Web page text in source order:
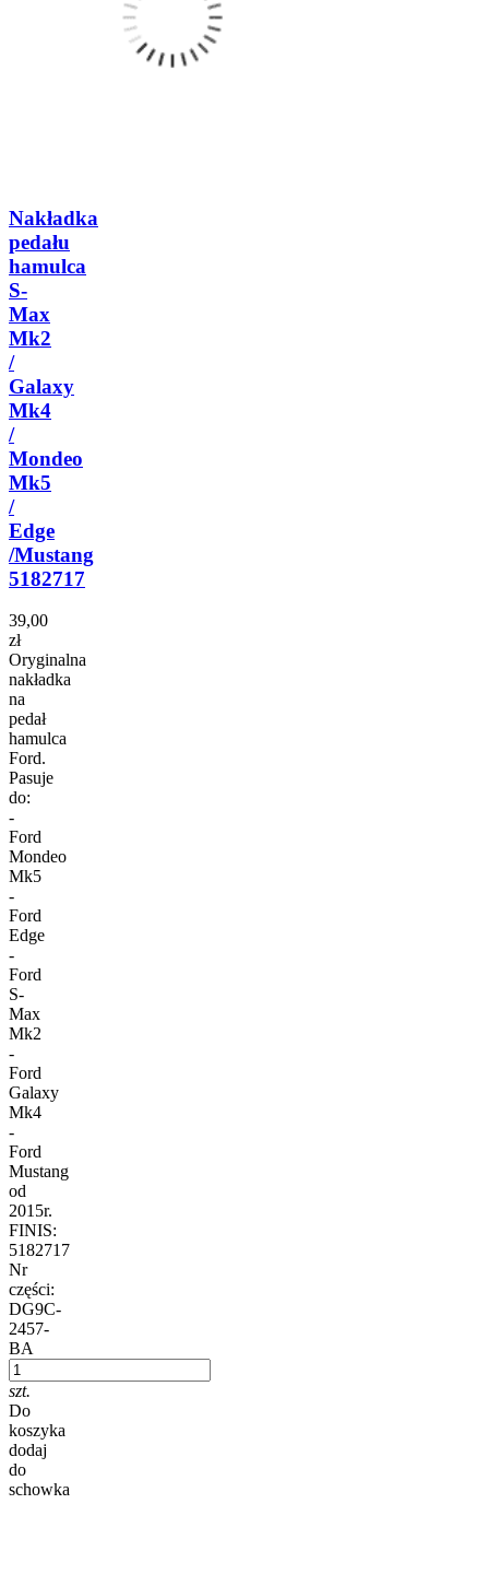
Nakładka
pedału
hamulca
S-
Max
Mk2
/
Galaxy
Mk4
/
Mondeo
Mk5
/
Edge
/Mustang
5182717
39,00
zł
Oryginalna
nakładka
na
pedał
hamulca
Ford.
Pasuje
do:
-
Ford
Mondeo
Mk5
-
Ford
Edge
-
Ford
S-
Max
Mk2
-
Ford
Galaxy
Mk4
-
Ford
Mustang
od
2015r.
FINIS:
5182717
Nr
części:
DG9C-
2457-
BA
szt.
Do
koszyka
dodaj
do
schowka